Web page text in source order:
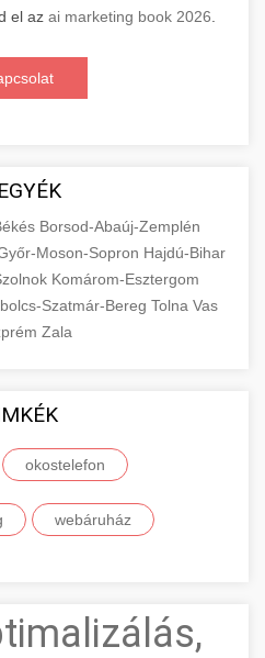
el az ai marketing book 2026
Borsod-Abaúj-Zemplén
Moson-Sopron Hajdú-Bihar
Komárom-Esztergom
Szatmár-Bereg Tolna Vas
Zala
okostelefon
webáruház